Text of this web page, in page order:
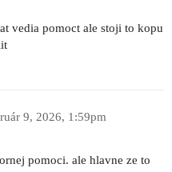
vedia pomoct ale stoji to kopu
9, 2026, 1:59pm
pomoci. ale hlavne ze to